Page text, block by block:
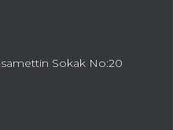
Sokak No:20